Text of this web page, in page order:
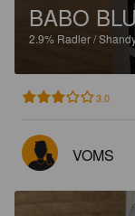
BABO
2.9% Radler /
3.0
VOMS